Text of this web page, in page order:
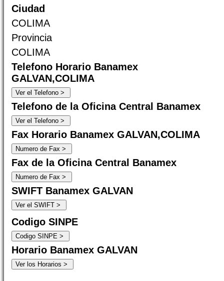
Ciudad
COLIMA
Provincia
COLIMA
Telefono Horario Banamex
GALVAN,COLIMA
Telefono de la Oficina Central Banamex
Fax Horario Banamex GALVAN,COLIMA
Fax de la Oficina Central Banamex
SWIFT Banamex GALVAN
Codigo SINPE
Horario Banamex GALVAN